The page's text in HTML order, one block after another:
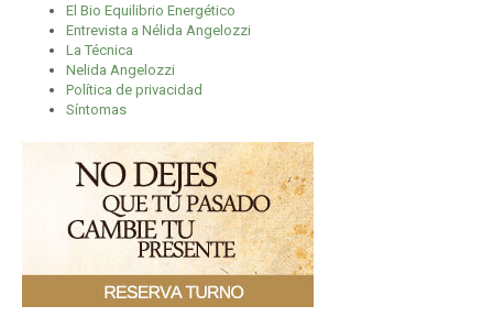
El Bio Equilibrio Energético
Entrevista a Nélida Angelozzi
La Técnica
Nelida Angelozzi
Política de privacidad
Síntomas